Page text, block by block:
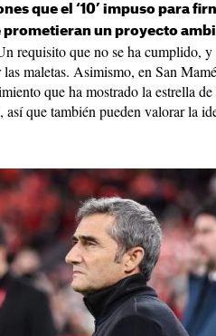
que el ‘10’ impuso para
prometieran un proyecto
requisito que no se ha cumplido, y
maletas. Asimismo, en San
que ha mostrado la estrella
así que también pueden valorar la